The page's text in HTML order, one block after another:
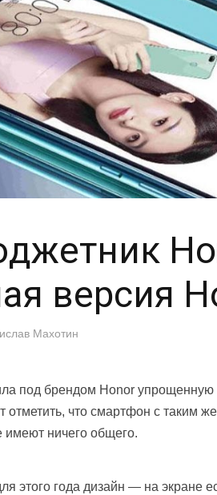
версия
Махотин
под брендом Honor
отметить, что смартфон с таким
имеют ничего общего.
этого года дизайн — на экране